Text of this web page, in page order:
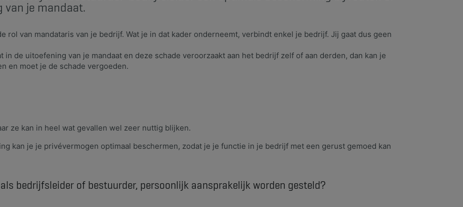
je mandaat.
van mandataris van je bedrijf. Wat je in dat kader onderneemt, verbindt enkel je bedrijf. Jij gaat dus geen
de uitoefening van je mandaat en deze schade veroorzaakt aan het bedrijf zelf of aan derden, dan kan je
en moet je de schade vergoeden.
ze kan in heel wat gevallen wel zeer nuttig blijken.
kan je je privévermogen optimaal beschermen, zodat je je functie in je bedrijf met een gerust gemoed kan
bedrijfsleider of bestuurder, persoonlijk aansprakelijk worden gesteld?